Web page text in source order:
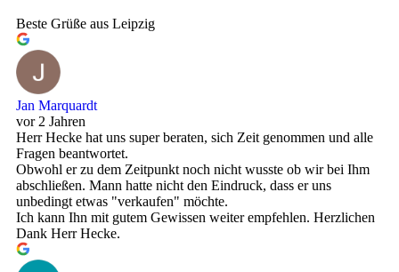
Beste Grüße aus Leipzig
Jan Marquardt
vor 2 Jahren
Herr Hecke hat uns super beraten, sich Zeit genommen und alle
Fragen beantwortet.
Obwohl er zu dem Zeitpunkt noch nicht wusste ob wir bei Ihm
abschließen. Mann hatte nicht den Eindruck, dass er uns
unbedingt etwas "verkaufen" möchte.
Ich kann Ihn mit gutem Gewissen weiter empfehlen. Herzlichen
Dank Herr Hecke.